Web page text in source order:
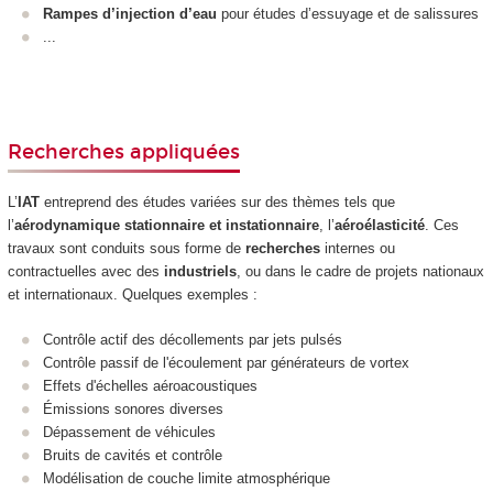
Rampes d’injection d’eau pour études d’essuyage et de salissures
Recherches appliquées
L’ IATentreprend des études variées sur des thèmes tels que
l’aérodynamique stationnaire et instationnaire, l’aéroélasticité. Ces
travaux sont conduits sous forme de recherchesinternes ou
contractuelles avec des industriels, ou dans le cadre de projets nationaux
et internationaux. Quelques exemples :
Contrôle actif des décollements par jets pulsés
Contrôle passif de l'écoulement par générateurs de vortex
Effets d'échelles aéroacoustiques
Émissions sonores diverses
Dépassement de véhicules
Bruits de cavités et contrôle
Modélisation de couche limite atmosphérique